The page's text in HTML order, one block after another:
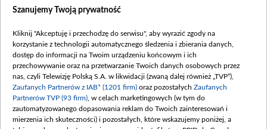
Dostępność
Procedura zgłoszeń wewnętrznych
Szanujemy Twoją prywatność
Kliknij "Akceptuję i przechodzę do serwisu", aby wyrazić zgody na
korzystanie z technologii automatycznego śledzenia i zbierania danych,
dostęp do informacji na Twoim urządzeniu końcowym i ich
przechowywanie oraz na przetwarzanie Twoich danych osobowych przez
nas, czyli Telewizję Polską S.A. w likwidacji (zwaną dalej również „TVP”),
Zaufanych Partnerów z IAB* (1201 firm) oraz pozostałych Zaufanych
Partnerów TVP (93 firm) , w celach marketingowych (w tym do
zautomatyzowanego dopasowania reklam do Twoich zainteresowań i
mierzenia ich skuteczności) i pozostałych, które wskazujemy poniżej, a